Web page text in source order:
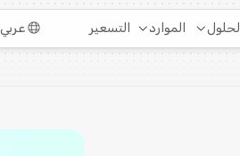
الحلول الموارد التسعير عربي